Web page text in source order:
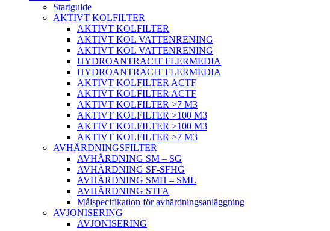
Startguide
AKTIVT KOLFILTER
AKTIVT KOLFILTER
AKTIVT KOL VATTENRENING
AKTIVT KOL VATTENRENING
HYDROANTRACIT FLERMEDIA
HYDROANTRACIT FLERMEDIA
AKTIVT KOLFILTER ACTF
AKTIVT KOLFILTER ACTF
AKTIVT KOLFILTER >7 M3
AKTIVT KOLFILTER >100 M3
AKTIVT KOLFILTER >100 M3
AKTIVT KOLFILTER >7 M3
AVHÄRDNINGSFILTER
AVHÄRDNING SM – SG
AVHÄRDNING SF-SFHG
AVHÄRDNING SMH – SML
AVHÄRDNING STFA
Målspecifikation för avhärdningsanläggning
AVJONISERING
AVJONISERING